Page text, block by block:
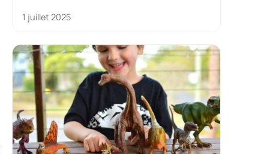
1 juillet 2025